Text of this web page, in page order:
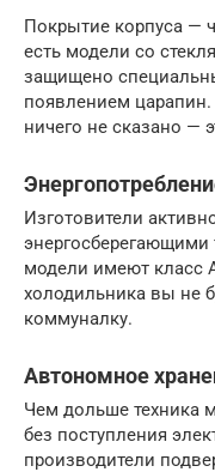
Покрытие корпуса —
есть модели со
защищено
появлением царапин.
ничего не сказано —
Изготовители
энергосберегающими
модели имеют класс
холодильника вы не
коммуналку.
Автономное
Чем дольше техника
без поступления
производители